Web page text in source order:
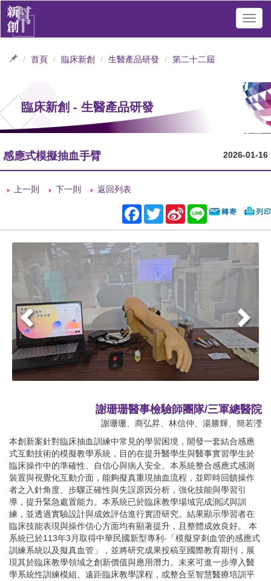
首頁 臨床新創 生醫產品研發 第二十二屆
臨床新創 - 生醫產品研發
感應式模擬抽血手臂 2026-01-16
上一則 下一則 返回列表
Facebook
TwitterSina
Weibo
Line
謝珊珊醫事檢驗師團隊/三軍總醫院
謝珊珊、商弘昇、林信仲、湯勝輝、簡若瀅
本創新案針對臨床抽血訓練中常見的學習困境，開發一套結合感應
式互動技術的模擬教學系統，目的在提升醫學生與醫事實習學生於
臨床操作中的準確性、自信心與病人安全。本系統整合感應式感測
裝置與視覺化互動介面，能夠擬真重現抽血流程，並即時回饋操作
者之入針角度、步驟正確性與失誤原因分析，強化技能與學習引
導，提升緊急處置能力。本系統已於臨床教學場域完成測試與訓
練，並透過實驗設計與成效評估進行實證研究。結果顯示學習者在
臨床技能表現與操作信心方面均有顯著提升，且整體成效良好。 本
系統已於113年3月取得中華民國新型專利-「模擬穿刺血管的感應式
訓練系統以及擬真血管」，並將研究成果投稿至國際教育期刊，展
現其於臨床教學領域之創新價值與應用潛力。未來可進一步導入醫
學系統性訓練模組、遠距臨床教學課程，或整合至智慧醫療培訓平